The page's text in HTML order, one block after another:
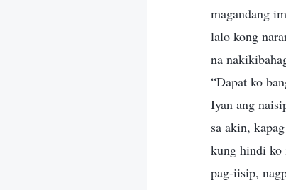
magandang
lalo kong
na
“Dapat ko
Iyan ang
sa akin,
kung hindi ko
pag-iisip,